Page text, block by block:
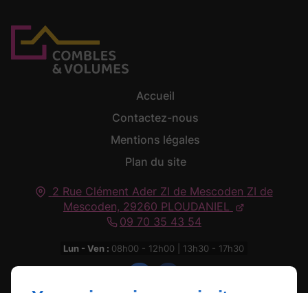
Accueil
Contactez-nous
Mentions légales
Plan du site
2 Rue Clément Ader ZI de Mescoden ZI de
Mescoden, 29260 PLOUDANIEL
09 70 35 43 54
Lun - Ven : 08h00 - 12h00 | 13h30 - 17h30